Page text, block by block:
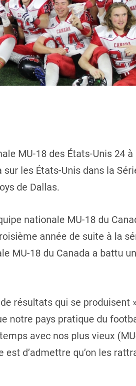
MU-18 des États-Unis 24
les États-Unis dans la
de Dallas.
nationale MU-18 du
année de suite à la
MU-18 du Canada a battu
résultats qui se produisent
notre pays pratique du
avec nos plus vieux
d’admettre qu’on les